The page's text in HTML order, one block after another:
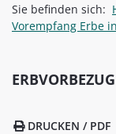
Sie befinden sich:
Vorempfang Erbe
DRUCKEN / PDF